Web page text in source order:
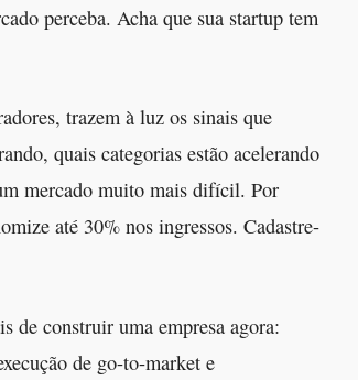
perceba. Acha que sua startup tem
trazem à luz os sinais que
quais categorias estão acelerando
mercado muito mais difícil. Por
até 30% nos ingressos. Cadastre-
de construir uma empresa agora:
de go-to-market e